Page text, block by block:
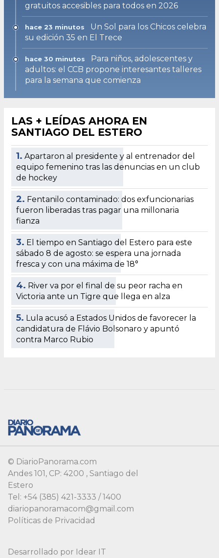
© DiarioPanorama.com
Andes 101, CP: 4200 , Santiago del
Estero
Tel: +54 (385) 421-3333 / 1400
diariopanoramacom@gmail.com
Políticas de Privacidad
Desarrollado por Idear IT